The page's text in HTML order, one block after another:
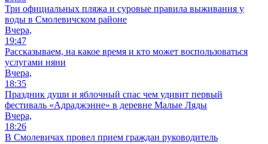
Три официальных пляжа и суровые правила выживания у
воды в Смолевичском районе
Вчера,
19:47
Рассказываем, на какое время и кто может воспользоваться
услугами няни
Вчера,
18:35
Праздник души и яблочный спас чем удивит первый
фестиваль «Адраджэнне» в деревне Малые Ляды
Вчера,
18:26
В Смолевичах провел прием граждан руководитель